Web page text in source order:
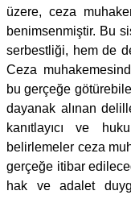
üzere, ceza
benimsenmiştir. Bu
serbestliği, hem de
Ceza
bu gerçeğe
dayanak alınan
kanıtlayıcı ve
belirlemeler ceza
gerçeğe itibar
hak ve adalet